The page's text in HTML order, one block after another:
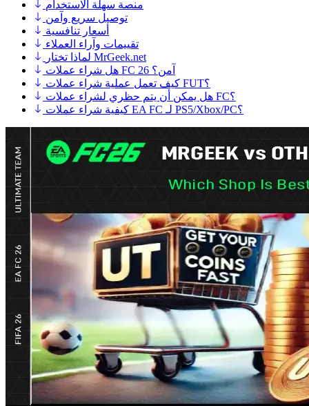
منصة سهلة الاستخدام
توصيل سريع وآمن
أسعار تنافسية
تقييمات وآراء العملاء
لماذا تختار MrGeek.net
هل شراء عملات FC 26 آمن؟
كيف تعمل عملية شراء عملات FUT؟
هل يمكن أن يتم حظري لشراء عملات FC؟
كيفية شراء عملات EA FC لـ PS5/Xbox/PC؟